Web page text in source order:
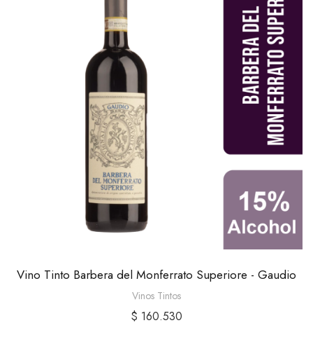
Vino Tinto Barbera del Monferrato Superiore - Gaudio
Vinos Tintos
$ 160.530